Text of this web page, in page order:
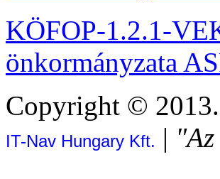
KÖFOP-1.2.1-
önkormányzata
Copyright ©
IT-Nav Hungary Kft. |